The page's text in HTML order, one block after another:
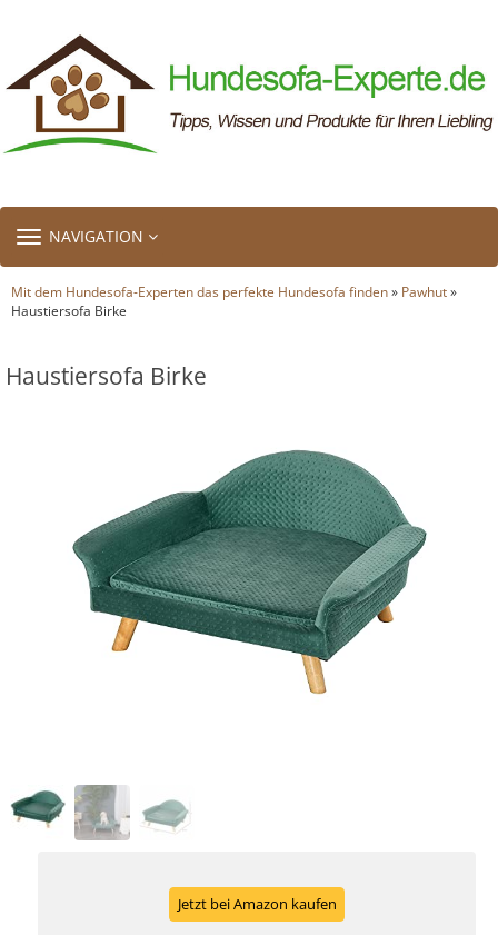
TOGGLE
NAVIGATION
Mit dem Hundesofa-Experten das perfekte Hundesofa finden» Pawhut»
Haustiersofa Birke
Haustiersofa Birke
Jetzt bei Amazon kaufen